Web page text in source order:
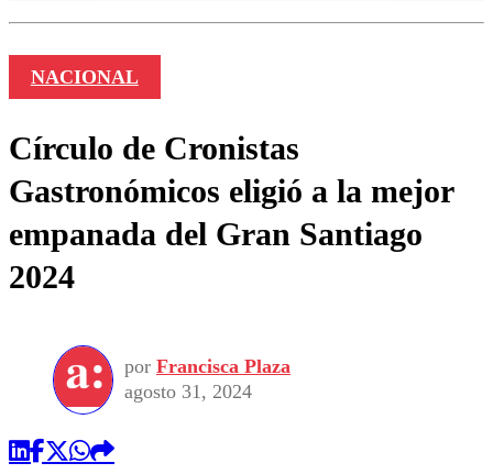
NACIONAL
Círculo de Cronistas
Gastronómicos eligió a la mejor
empanada del Gran Santiago
2024
por Francisca Plaza
agosto 31, 2024